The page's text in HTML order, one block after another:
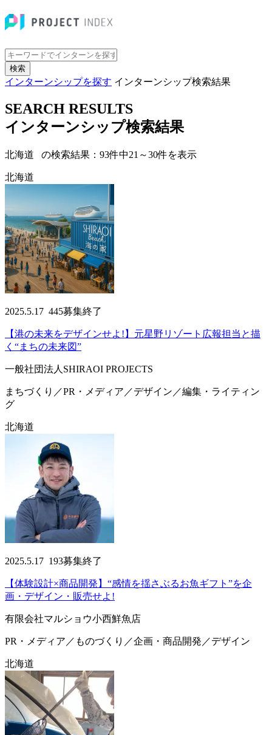
検索
インターンシップを探す インターンシップ検索結果
SEARCH RESULTS
インターンシップ検索結果
北海道 の検索結果： 93件中21 ～30件を表示
北海道
2025.5.17 445募集終了
【港の未来をデザインせよ!】元星野リゾート広報担当と描
く“まちの未来図”
一般社団法人SHIRAOI PROJECTS
まちづくり／PR・メディア／デザイン／編集・ライティン
グ
北海道
2025.5.17 193募集終了
【体験設計×商品開発】“感情を揺さぶるお魚ギフト”を企
画・デザイン・販売せよ!
有限会社マルショウ小西鮮魚店
PR・メディア／ものづくり／企画・商品開発／デザイン
北海道